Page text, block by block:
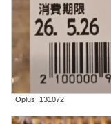
Oplus_131072